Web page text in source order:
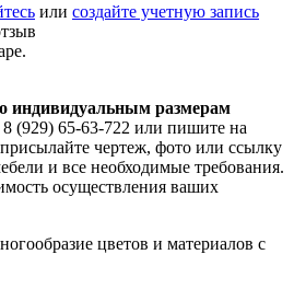
или создайте учетную запись
индивидуальным размерам
(929) 65-63-722 или пишите на
чертеж, фото или ссылку
и все необходимые требования.
осуществления ваших
цветов и материалов с